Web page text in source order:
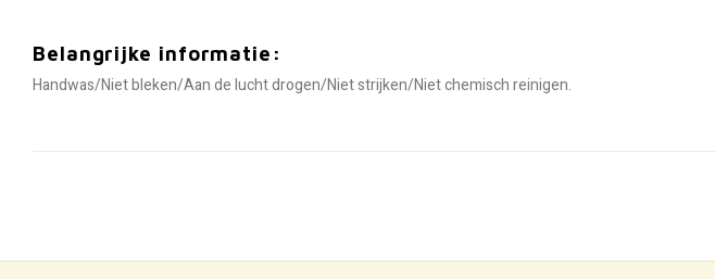
Belangrijke informatie:
Handwas/Niet bleken/Aan de lucht drogen/Niet strijken/Niet chemisch reinigen.